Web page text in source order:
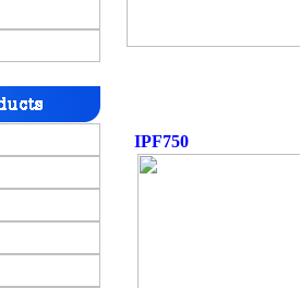
IPF750